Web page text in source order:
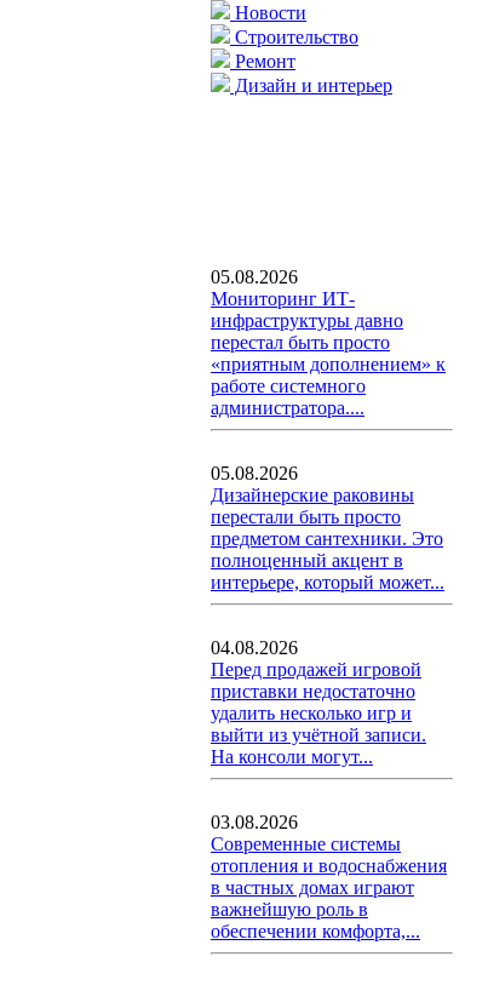
Новости
Строительство
Ремонт
Дизайн и интерьер
05.08.2026
Мониторинг ИТ-
инфраструктуры давно
перестал быть просто
«приятным дополнением» к
работе системного
администратора....
05.08.2026
Дизайнерские раковины
перестали быть просто
предметом сантехники. Это
полноценный акцент в
интерьере, который может...
04.08.2026
Перед продажей игровой
приставки недостаточно
удалить несколько игр и
выйти из учётной записи.
На консоли могут...
03.08.2026
Современные системы
отопления и водоснабжения
в частных домах играют
важнейшую роль в
обеспечении комфорта,...